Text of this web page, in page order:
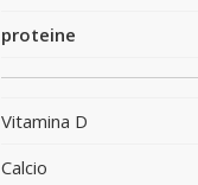
proteine
Vitamina D
Calcio